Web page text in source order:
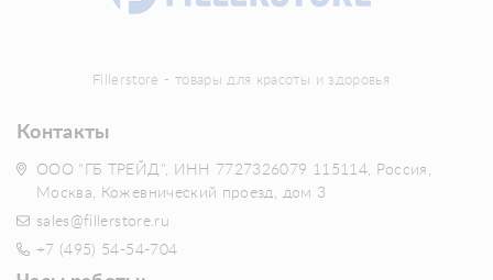
Fillerstore - товары для красоты и здоровья
Контакты
ООО "ГБ ТРЕЙД", ИНН 7727326079 115114, Россия,
Москва, Кожевнический проезд, дом 3
sales@fillerstore.ru
+7 (495) 54-54-704